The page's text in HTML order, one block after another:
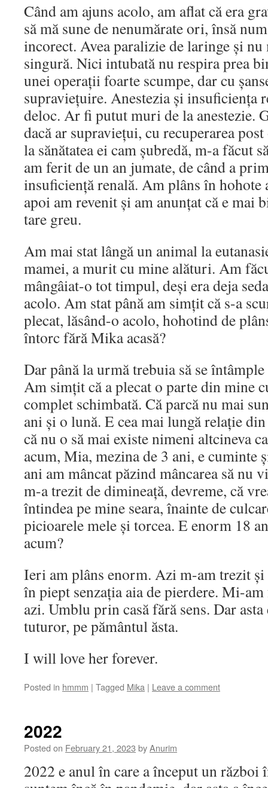
Când am ajuns acolo, am aflat că era
să mă sune de nenumărate ori, însă
incorect. Avea paralizie de laringe și nu
singură. Nici intubată nu respira prea
unei operații foarte scumpe, dar cu
supraviețuire. Anestezia și insuficiența
deloc. Ar fi putut muri de la anestezie.
dacă ar supraviețui, cu recuperarea
la sănătatea ei cam șubredă, m-a făcut
am ferit de un an jumate, de când a
insuficiență renală. Am plâns în hohote
apoi am revenit și am anunțat că e mai
tare greu.
Am mai stat lângă un animal la
mamei, a murit cu mine alături. Am
mângâiat-o tot timpul, deși era deja
acolo. Am stat până am simțit că s-a
plecat, lăsând-o acolo, hohotind de
întorc fără Mika acasă?
Dar până la urmă trebuia să se
Am simțit că a plecat o parte din mine
complet schimbată. Că parcă nu mai
ani și o lună. E cea mai lungă relație
că nu o să mai existe nimeni altcineva
acum, Mia, mezina de 3 ani, e cuminte
ani am mâncat păzind mâncarea să nu
m-a trezit de dimineață, devreme, că
întindea pe mine seara, înainte de
picioarele mele și torcea. E enorm 18
acum?
Ieri am plâns enorm. Azi m-am trezit și
în piept senzația aia de pierdere. Mi-
azi. Umblu prin casă fără sens. Dar asta
tuturor, pe pământul ăsta.
I will love her forever.
Posted in hmmm | Tagged Mika | Leave a comment
2022
Posted on February 21, 2023 byAnurim
2022 e anul în care a început un război